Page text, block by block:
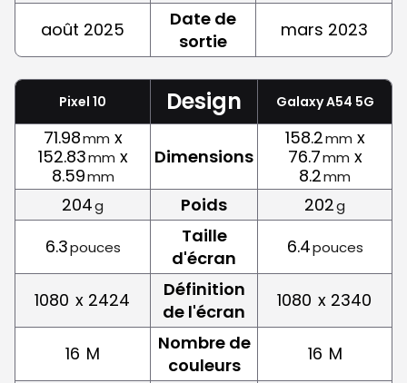
août 2025
Date de
sortie
mars 2023
Pixel 10 Design Galaxy A54 5G
71.98mm x
152.83mm x
8.59mm
Dimensions
158.2mm x
76.7mm x
8.2mm
204g Poids 202g
6.3pouces
Taille
d'écran
6.4pouces
1080 x 2424
Définition
de l'écran
1080 x 2340
16 M
Nombre de
couleurs
16 M